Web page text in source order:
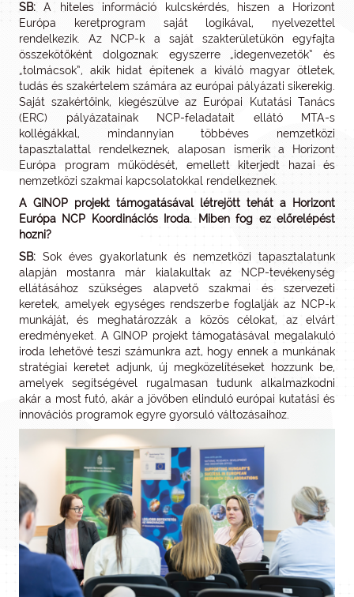
SB: A hiteles információ kulcskérdés, hiszen a Horizont
Európa keretprogram saját logikával, nyelvezettel
rendelkezik. Az NCP-k a saját szakterületükön egyfajta
összekötőként dolgoznak: egyszerre „idegenvezetők” és
„tolmácsok”, akik hidat építenek a kiváló magyar ötletek,
tudás és szakértelem számára az európai pályázati sikerekig.
Saját szakértőink, kiegészülve az Európai Kutatási Tanács
(ERC) pályázatainak NCP-feladatait ellátó MTA-s
kollégákkal, mindannyian többéves nemzetközi
tapasztalattal rendelkeznek, alaposan ismerik a Horizont
Európa program működését, emellett kiterjedt hazai és
nemzetközi szakmai kapcsolatokkal rendelkeznek.
A GINOP projekt támogatásával létrejött tehát a Horizont
Európa NCP Koordinációs Iroda. Miben fog ez előrelépést
hozni?
SB: Sok éves gyakorlatunk és nemzetközi tapasztalatunk
alapján mostanra már kialakultak az NCP-tevékenység
ellátásához szükséges alapvető szakmai és szervezeti
keretek, amelyek egységes rendszerbe foglalják az NCP-k
munkáját, és meghatározzák a közös célokat, az elvárt
eredményeket. A GINOP projekt támogatásával megalakuló
iroda lehetővé teszi számunkra azt, hogy ennek a munkának
stratégiai keretet adjunk, új megközelítéseket hozzunk be,
amelyek segítségével rugalmasan tudunk alkalmazkodni
akár a most futó, akár a jövőben elinduló európai kutatási és
innovációs programok egyre gyorsuló változásaihoz.